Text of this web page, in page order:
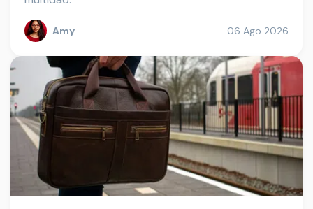
Amy 06 Ago 2026